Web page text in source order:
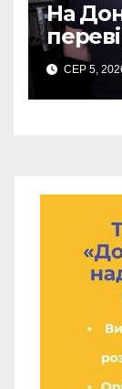
На
СЕР 5,